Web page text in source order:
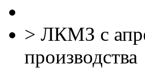
> ЛКМЗ с
производства